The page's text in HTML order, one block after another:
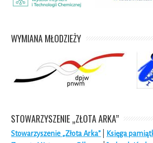
WYMIANA MŁODZIEŻY
STOWARZYSZENIE „ZŁOTA ARKA”
Stowarzyszenie „Złota Arka”
Księga